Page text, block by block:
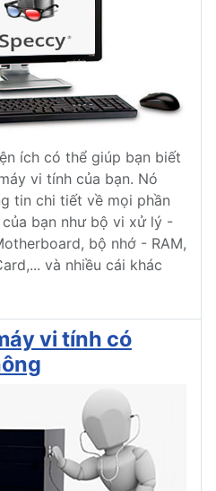
ích có thể giúp bạn biết
vi tính của bạn. Nó
tin chi tiết về mọi phần
bạn như bộ vi xử lý -
bộ nhớ - RAM,
và nhiều cái khác
vi tính có